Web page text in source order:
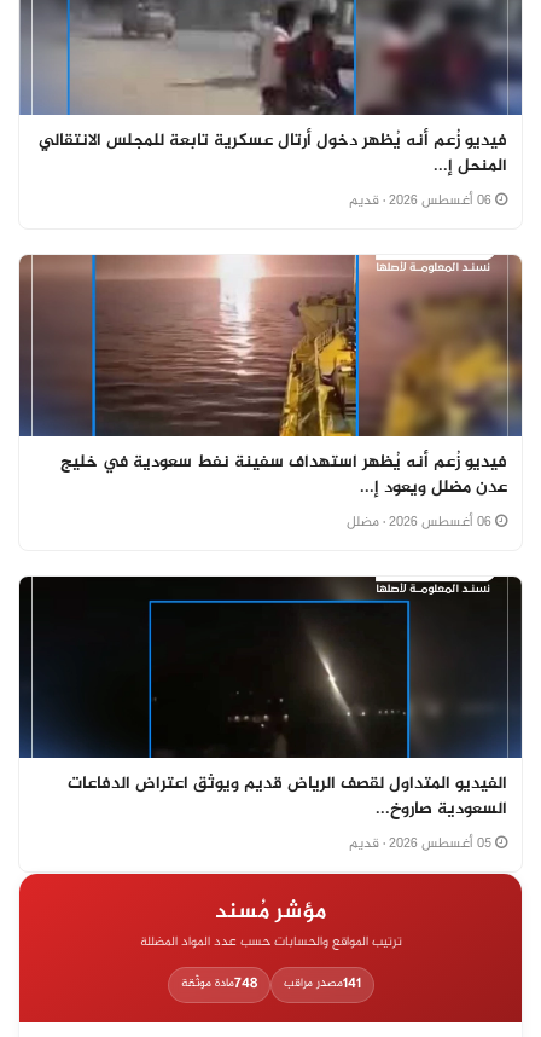
فيديو زُعم أنه يُظهر دخول أرتال عسكرية تابعة للمجلس الانتقالي
المنحل إ...
· قديم
فيديو زُعم أنه يُظهر استهداف سفينة نفط سعودية في خليج
عدن مضلل ويعود إ...
· مضلل
الفيديو المتداول لقصف الرياض قديم ويوثق اعتراض الدفاعات
السعودية صاروخ...
· قديم
مؤشر مُسند
ترتيب المواقع والحسابات حسب عدد المواد المضللة
141مصدر مراقب 748مادة موثّقة